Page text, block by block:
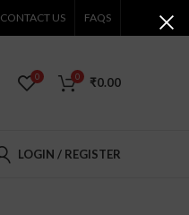
CONTACT US FAQS
0 0 ₹0.00
LOGIN / REGISTER